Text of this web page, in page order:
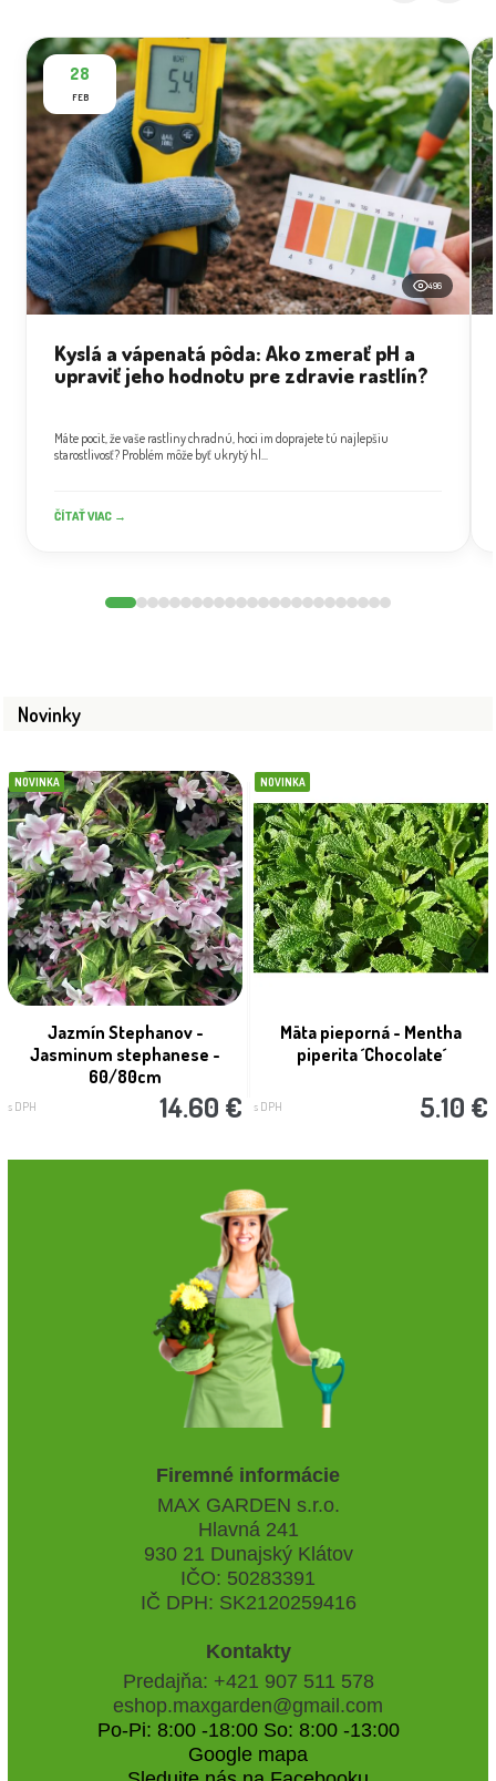
28
FEB
496
Kyslá a vápenatá pôda: Ako zmerať pH a
upraviť jeho hodnotu pre zdravie rastlín?
Máte pocit, že vaše rastliny chradnú, hoci im doprajete tú najlepšiu
starostlivosť? Problém môže byť ukrytý hl...
ČÍTAŤ VIAC →
Novinky
NOVINKA
Jazmín Stephanov -
Jasminum stephanese -
60/80cm
s DPH 14.60 €
NOVINKA
Mäta pieporná - Mentha
piperita ´Chocolate´
s DPH 5.10 €
Firemné informácie
MAX GARDEN s.r.o.
Hlavná 241
930 21 Dunajský Klátov
IČO: 50283391
IČ DPH: SK2120259416
Kontakty
Predajňa: +421 907 511 578
eshop.maxgarden@gmail.com
Po-Pi: 8:00 -18:00 So: 8:00 -13:00
Google mapa